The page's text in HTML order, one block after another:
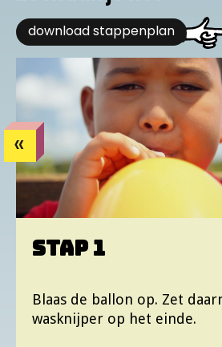
download stappenplan
STAP 1
Blaas de ballon op. Zet
wasknijper op het einde.
Voornaam kind
Titel van de inzending
Heb je een tip?
of
Heb je al een